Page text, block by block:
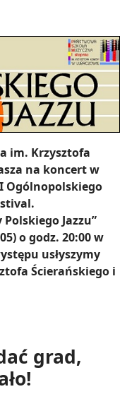
im. Krzysztofa
na koncert w
Ogólnopolskiego
Jazzu”
o godz. 20:00 w
usłyszymy
Ścierańskiego i
grad,